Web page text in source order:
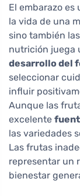
El embarazo es
la vida de una
sino también
nutrición juega
desarrollo del
seleccionar
influir
Aunque las
excelente
las variedades
Las frutas
representar un
bienestar